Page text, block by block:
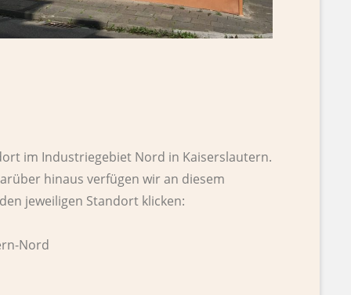
im Industriegebiet Nord in Kaiserslautern.
hinaus verfügen wir an diesem
jeweiligen Standort klicken:
Nord